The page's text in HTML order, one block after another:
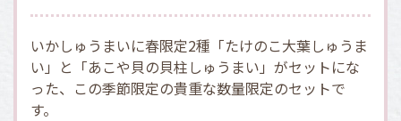
いかしゅうまいに春限定2種「たけのこ大葉しゅうま
い」と「あこや貝の貝柱しゅうまい」がセットにな
った、この季節限定の貴重な数量限定のセットで
す。